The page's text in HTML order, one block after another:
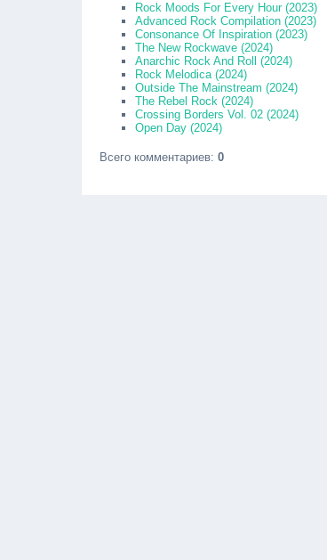
Rock Moods For Every Hour (2023)
Advanced Rock Compilation (2023)
Consonance Of Inspiration (2023)
The New Rockwave (2024)
Anarchic Rock And Roll (2024)
Rock Melodica (2024)
Outside The Mainstream (2024)
The Rebel Rock (2024)
Crossing Borders Vol. 02 (2024)
Open Day (2024)
Всего комментариев: 0